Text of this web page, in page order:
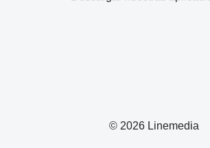
© 2026 Linemedia